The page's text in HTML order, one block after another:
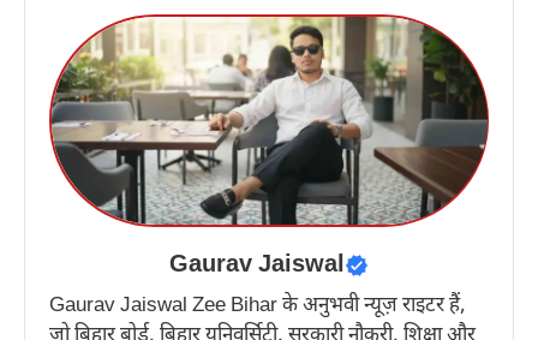
Gaurav Jaiswal
Gaurav Jaiswal Zee Bihar के अनुभवी न्यूज़ राइटर हैं,